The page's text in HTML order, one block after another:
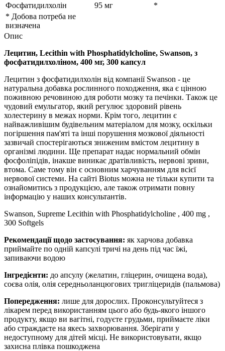
Фосфатидилхолін 95 мг
*
* Добова потреба не
визначена
Опис
Лецитин, Lecithin with Phosphatidylcholine, Swanson, з
фосфатидилхоліном, 400 мг, 300 капсул
Лецитин з фосфатидилхолін від компаніїSwanson - це
натуральна добавка рослинного походження, яка є цінною
поживною речовиною для роботи мозку та печінки. Також це
чудовий емульгатор, який регулює здоровий рівень
холестерину в межах норми. Крім того, лецитин є
найважливішим будівельним матеріалом для мозку, оскільки
погіршення пам'яті та інші порушення мозкової діяльності
зазвичай спостерігаються зниженим вмістом лецитину в
організмі людини. Ще препарат надає нормальний обмін
фосфоліпідів, інакше виникає дратівливість, нервові зриви,
втома. Саме тому він є основним харчуванням для всієї
нервової системи. На сайті Biotus можна не тільки купити та
ознайомитись з продукцією, але також отримати повну
інформацію у наших консультантів.
Swanson, Supreme Lecithin with Phosphatidylcholine , 400 mg ,
300 Softgels
Рекомендації щодо застосування: як харчова добавка
приймайте по одній капсулі тричі на день під час їжі,
запиваючи водою
Інгредієнти: до апсулу (желатин, гліцерин, очищена вода),
соєва олія, олія середньоланцюгових тригліцеридів (пальмова)
Попередження: лише для дорослих. Проконсультуйтеся з
лікарем перед використанням цього або будь-якого іншого
продукту, якщо ви вагітні, годуєте грудьми, приймаєте ліки
або страждаєте на якесь захворювання. Зберігати у
недоступному для дітей місці. Не використовувати, якщо
захисна плівка пошкоджена